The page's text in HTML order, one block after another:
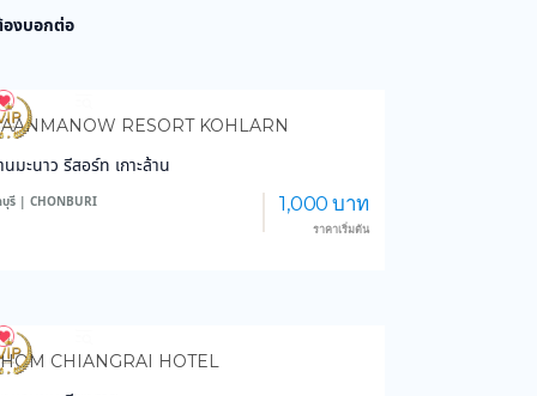
งบอกต่อ
4,077
RESORT KOHLARN
นมะนาว รีสอร์ท เกาะล้าน
รี | CHONBURI 1,000 บาท
ราคาเริ่มต้น
3,627
CHIANGRAI HOTEL